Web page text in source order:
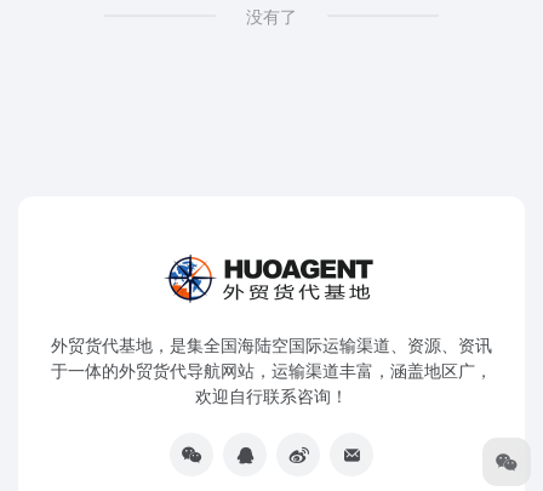
没有了
外贸货代基地，是集全国海陆空国际运输渠道、资源、资讯
于一体的外贸货代导航网站，运输渠道丰富，涵盖地区广，
欢迎自行联系咨询！